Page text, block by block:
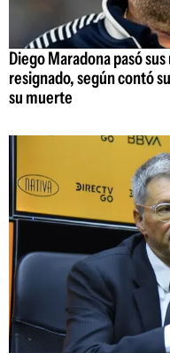
Diego Maradona pasó
resignado, según contó
su muerte